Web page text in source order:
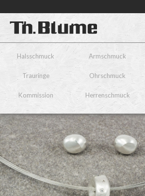
Halsschmuck Armschmuck
Trauringe Ohrschmuck
Kommission Herrenschmuck